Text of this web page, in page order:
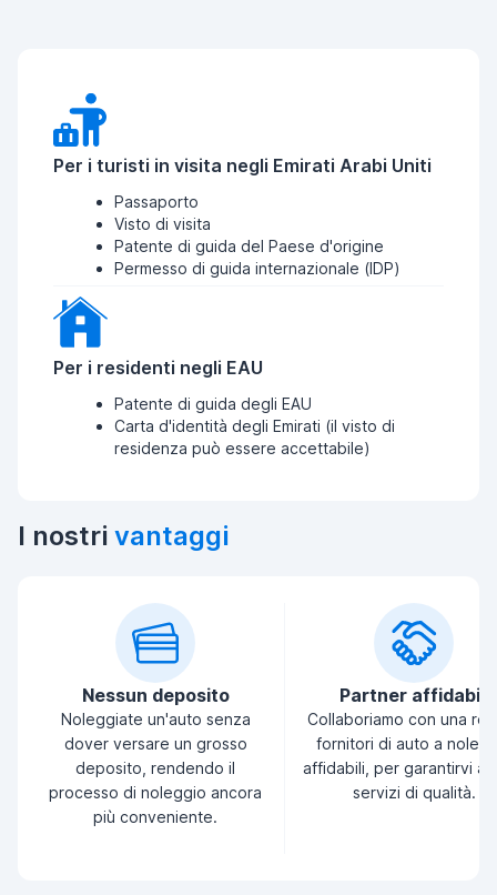
Per i turisti in visita negli Emirati Arabi Uniti
Passaporto
Visto di visita
Patente di guida del Paese d'origine
Permesso di guida internazionale (IDP)
Per i residenti negli EAU
Patente di guida degli EAU
Carta d'identità degli Emirati (il visto di
residenza può essere accettabile)
I nostri vantaggi
Nessun deposito
Noleggiate un'auto senza
dover versare un grosso
deposito, rendendo il
processo di noleggio ancora
più conveniente.
Partner affidabili
Collaboriamo con una
fornitori di auto a
affidabili, per garantirvi
servizi di qualità.